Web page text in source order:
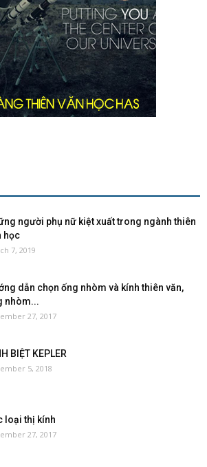
người phụ nữ kiệt xuất trong ngành thiên
học
7, 2019
dẫn chọn ống nhòm và kính thiên văn,
nhòm...
27, 2017
BIỆT KEPLER
5, 2018
loại thị kính
27, 2017